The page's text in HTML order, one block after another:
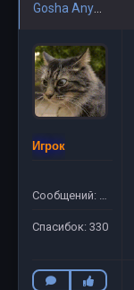
Gosha Anyway
Игрок
Сообщений: 311
Спасибок: 330